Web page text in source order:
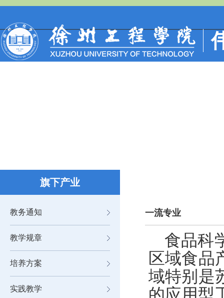
旗下产业
教务通知
教学规章
培养方案
实践教学
一流专业
食品科
区域食品
域特别是